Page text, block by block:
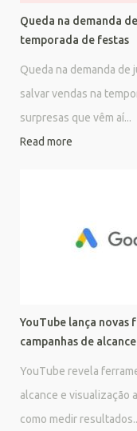
Queda na demanda
temporada de festas
Queda na demanda de
salvar vendas na
surpresas que vêm aí...
Read more
YouTube lança
campanhas de
YouTube revela
alcance e visualização
como medir